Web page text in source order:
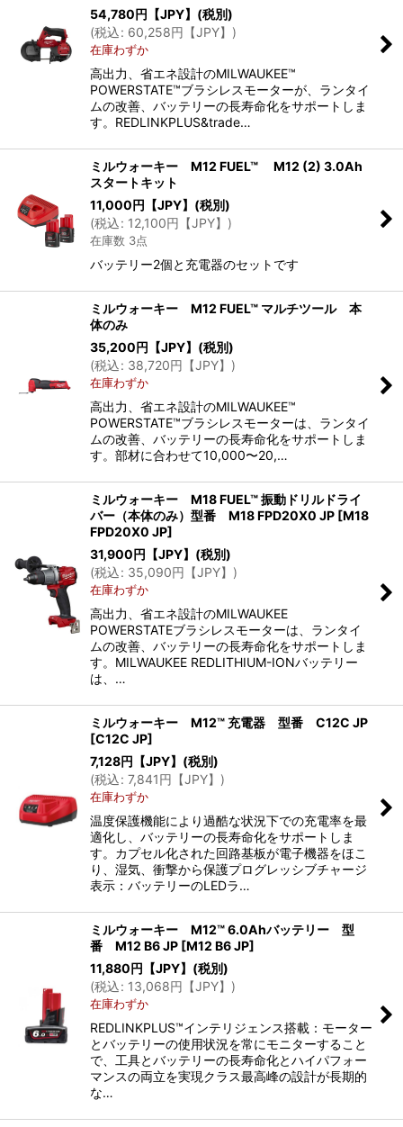
54,780円【JPY】 (税別)
(税込: 60,258円【JPY】 )
在庫わずか
高出力、省エネ設計のMILWAUKEE™
POWERSTATE™ブラシレスモーターが、ランタイ
ムの改善、バッテリーの長寿命化をサポートしま
す。REDLINKPLUS&trade…
ミルウォーキー M12 FUEL™ M12 (2) 3.0Ah
スタートキット
11,000円【JPY】 (税別)
(税込: 12,100円【JPY】 )
在庫数 3点
バッテリー2個と充電器のセットです
ミルウォーキー M12 FUEL™ マルチツール 本
体のみ
35,200円【JPY】 (税別)
(税込: 38,720円【JPY】 )
在庫わずか
高出力、省エネ設計のMILWAUKEE™
POWERSTATE™ブラシレスモーターは、ランタイ
ムの改善、バッテリーの長寿命化をサポートしま
す。部材に合わせて10,000〜20,…
ミルウォーキー M18 FUEL™ 振動ドリルドライ
バー（本体のみ）型番 M18 FPD20X0 JP [M18
FPD20X0 JP]
31,900円【JPY】 (税別)
(税込: 35,090円【JPY】 )
在庫わずか
高出力、省エネ設計のMILWAUKEE
POWERSTATEブラシレスモーターは、ランタイ
ムの改善、バッテリーの長寿命化をサポートしま
す。MILWAUKEE REDLITHIUM-IONバッテリー
は、…
ミルウォーキー M12™ 充電器 型番 C12C JP
[C12C JP]
7,128円【JPY】 (税別)
(税込: 7,841円【JPY】 )
在庫わずか
温度保護機能により過酷な状況下での充電率を最
適化し、バッテリーの長寿命化をサポートしま
す。カプセル化された回路基板が電子機器をほこ
り、湿気、衝撃から保護プログレッシブチャージ
表示：バッテリーのLEDラ…
ミルウォーキー M12™ 6.0Ahバッテリー 型
番 M12 B6 JP [M12 B6 JP]
11,880円【JPY】 (税別)
(税込: 13,068円【JPY】 )
在庫わずか
REDLINKPLUS™インテリジェンス搭載：モーター
とバッテリーの使用状況を常にモニターすること
で、工具とバッテリーの長寿命化とハイパフォー
マンスの両立を実現クラス最高峰の設計が長期的
な…